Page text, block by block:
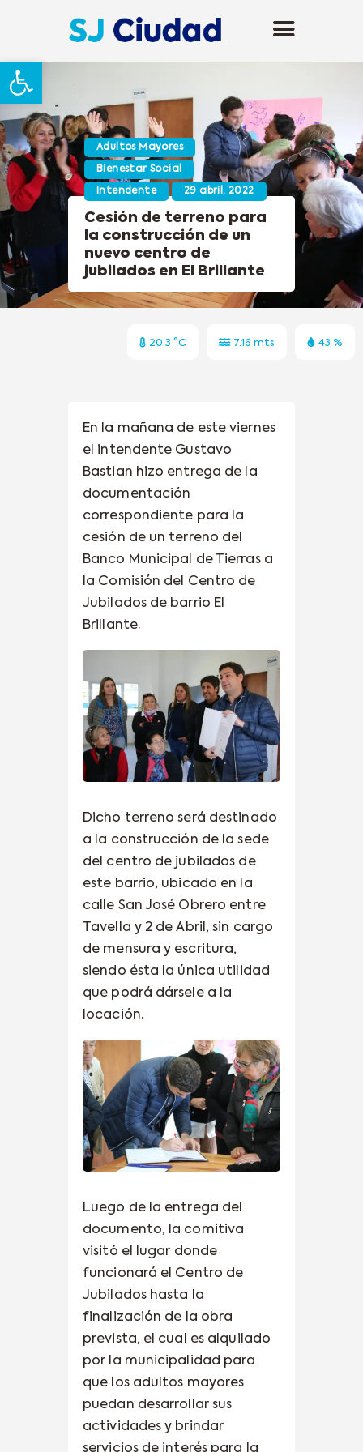
Abrir barra de herramientas
Adultos Mayores
Bienestar Social
Intendente 29 abril, 2022
Cesión de terreno para
la construcción de un
nuevo centro de
jubilados en El Brillante
20.3 °C 7.16 mts 43 %
En la mañana de este viernes
el intendente Gustavo
Bastian hizo entrega de la
documentación
correspondiente para la
cesión de un terreno del
Banco Municipal de Tierras a
la Comisión del Centro de
Jubilados de barrio El
Brillante.
Dicho terreno será destinado
a la construcción de la sede
del centro de jubilados de
este barrio, ubicado en la
calle San José Obrero entre
Tavella y 2 de Abril, sin cargo
de mensura y escritura,
siendo ésta la única utilidad
que podrá dársele a la
locación.
Luego de la entrega del
documento, la comitiva
visitó el lugar donde
funcionará el Centro de
Jubilados hasta la
finalización de la obra
prevista, el cual es alquilado
por la municipalidad para
que los adultos mayores
puedan desarrollar sus
actividades y brindar
servicios de interés para la